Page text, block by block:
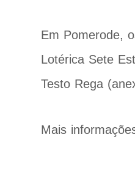
Em Pomerode,
Lotérica Sete
Testo Rega
Mais